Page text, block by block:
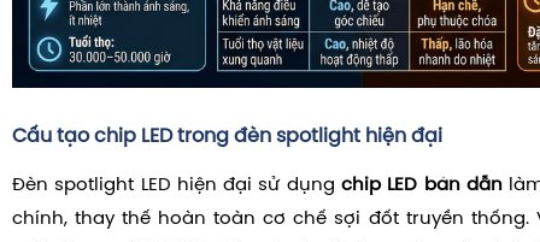
Cấu tạo chip LED trong đèn spotlight hiện đại
Đèn spotlight LED hiện đại sử dụng chip LED bán dẫn
chính, thay thế hoàn toàn cơ chế sợi đốt truyền thống.